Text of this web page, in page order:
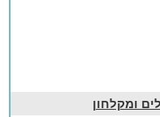
ומקלחון